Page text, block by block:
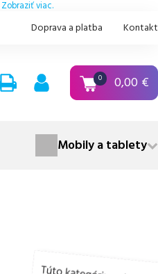
Zobraziť viac.
Doprava a platba Kontakt
0 0,00 €
Mobily a tablety